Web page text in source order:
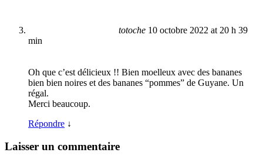
totoche 10 octobre 2022 at 20 h 39
min
Oh que c’est délicieux !! Bien moelleux avec des bananes
bien bien noires et des bananes “pommes” de Guyane. Un
régal.
Merci beaucoup.
Répondre ↓
Laisser un commentaire